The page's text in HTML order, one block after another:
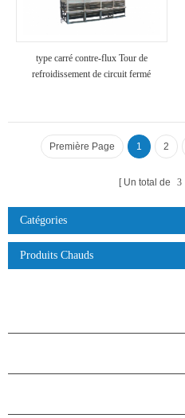
type carré contre-flux Tour de
refroidissement de circuit fermé
Première Page 1 2
Un total de 3
Catégories
Produits Chauds